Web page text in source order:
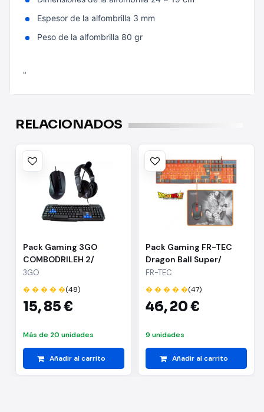
Espesor de la alfombrilla 3 mm
Peso de la alfombrilla 80 gr
"
RELACIONADOS
Pack Gaming 3GO
COMBODRILEH 2/
Teclado + Ratón +
Auriculares
3GO
� � � � �(48)
15,85 €
Más de 20 unidades
Añadir al carrito
Pack Gaming FR-TEC
Dragon Ball Super/
Teclado + Ratón +
Alfombrilla
FR-TEC
� � � � �(47)
46,20 €
9 unidades
Añadir al carrito